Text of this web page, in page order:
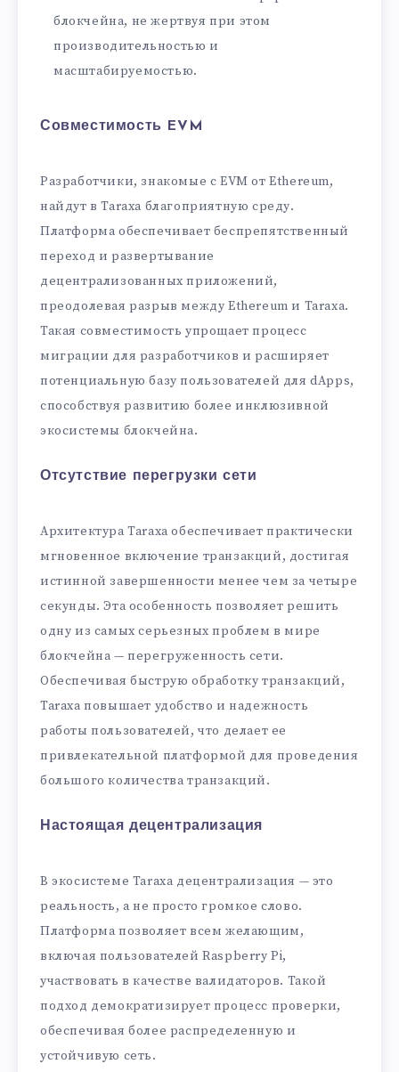
блокчейна, не жертвуя при этом
производительностью и
масштабируемостью.
Совместимость EVM
Разработчики, знакомые с EVM от Ethereum,
найдут в Taraxa благоприятную среду.
Платформа обеспечивает беспрепятственный
переход и развертывание
децентрализованных приложений,
преодолевая разрыв между Ethereum и Taraxa.
Такая совместимость упрощает процесс
миграции для разработчиков и расширяет
потенциальную базу пользователей для dApps,
способствуя развитию более инклюзивной
экосистемы блокчейна.
Отсутствие перегрузки сети
Архитектура Taraxa обеспечивает практически
мгновенное включение транзакций, достигая
истинной завершенности менее чем за четыре
секунды. Эта особенность позволяет решить
одну из самых серьезных проблем в мире
блокчейна — перегруженность сети.
Обеспечивая быструю обработку транзакций,
Taraxa повышает удобство и надежность
работы пользователей, что делает ее
привлекательной платформой для проведения
большого количества транзакций.
Настоящая децентрализация
В экосистеме Taraxa децентрализация — это
реальность, а не просто громкое слово.
Платформа позволяет всем желающим,
включая пользователей Raspberry Pi,
участвовать в качестве валидаторов. Такой
подход демократизирует процесс проверки,
обеспечивая более распределенную и
устойчивую сеть.